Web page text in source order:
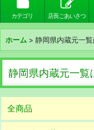
カテゴリ 店長ごあいさつ
ホーム > 静岡県内蔵元一覧
静岡県内蔵元一覧
全商品